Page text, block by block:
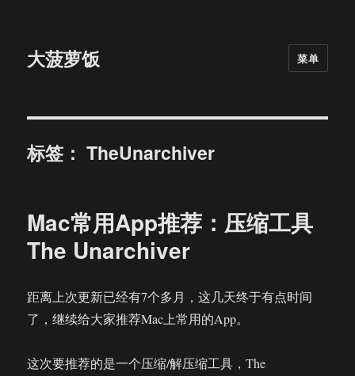
大菠萝饭 菜单
标签：TheUnarchiver
Mac常用App推荐：压缩工具
The Unarchiver
距离上次更新已经有7个多月，这几天终于有点时间
了，继续给大家推荐Mac上常用的App。
这次要推荐的是一个压缩/解压缩工具，The